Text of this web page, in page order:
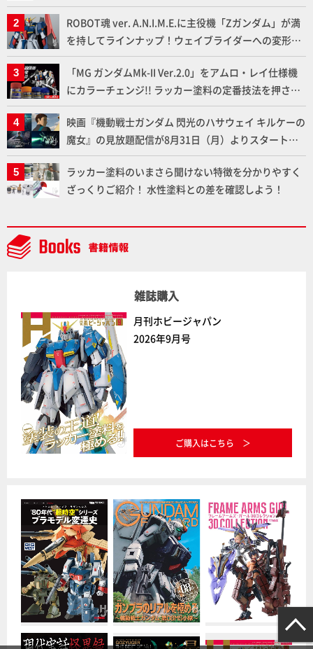
クレオス」が語るラッカー塗料の未来とは？
ROBOT魂 ver. A.N.I.M.E.に主役機「Zガンダム」が満
を持してラインナップ！ウェイブライダーへの変形、
劇中どおりのプロポーションを再現【機動戦士Zガン
ダム】
「MG ガンダムMk-II Ver.2.0」をアムロ・レイ仕様機
にカラーチェンジ!! ラッカー塗料の定番技法を押さえ
るだけでハイクオリティの作例に!!【試し読み】
映画『機動戦士ガンダム 閃光のハサウェイ キルケーの
魔女』の見放題配信が8月31日（月）よりスタート！
Prime Videoで国内独占配信
ラッカー塗料のいまさら聞けない特徴を分かりやすく
ざっくりご紹介！ 水性塗料との差を確認しよう！
雑誌購入
月刊ホビージャパン
2026年9月号
ご購入はこちら